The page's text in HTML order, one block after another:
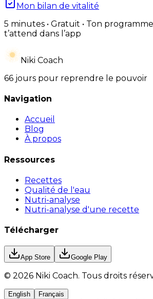
Mon bilan de vitalité
5 minutes • Gratuit • Ton
t’attend dans l’app
Niki Coach
66 jours pour reprendre le pouvoir
Navigation
Accueil
Blog
À propos
Ressources
Recettes
Qualité de l'eau
Nutri-analyse
Nutri-analyse d'une recette
Télécharger
App Store Google Play
© 2026 Niki Coach. Tous droits
English Français